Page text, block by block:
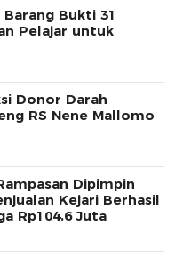
Bukti 31
Pelajar untuk
Donor Darah
RS Nene Mallomo
Dipimpin
Kejari Berhasil
Rp104,6 Juta